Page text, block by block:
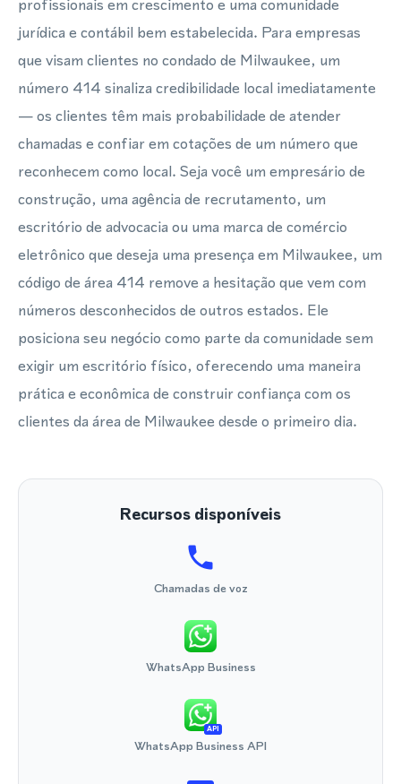
profissionais em crescimento e uma comunidade
jurídica e contábil bem estabelecida. Para empresas
que visam clientes no condado de Milwaukee, um
número 414 sinaliza credibilidade local imediatamente
— os clientes têm mais probabilidade de atender
chamadas e confiar em cotações de um número que
reconhecem como local. Seja você um empresário de
construção, uma agência de recrutamento, um
escritório de advocacia ou uma marca de comércio
eletrônico que deseja uma presença em Milwaukee, um
código de área 414 remove a hesitação que vem com
números desconhecidos de outros estados. Ele
posiciona seu negócio como parte da comunidade sem
exigir um escritório físico, oferecendo uma maneira
prática e econômica de construir confiança com os
clientes da área de Milwaukee desde o primeiro dia.
Recursos disponíveis
Chamadas de voz
WhatsApp Business
API
WhatsApp Business API